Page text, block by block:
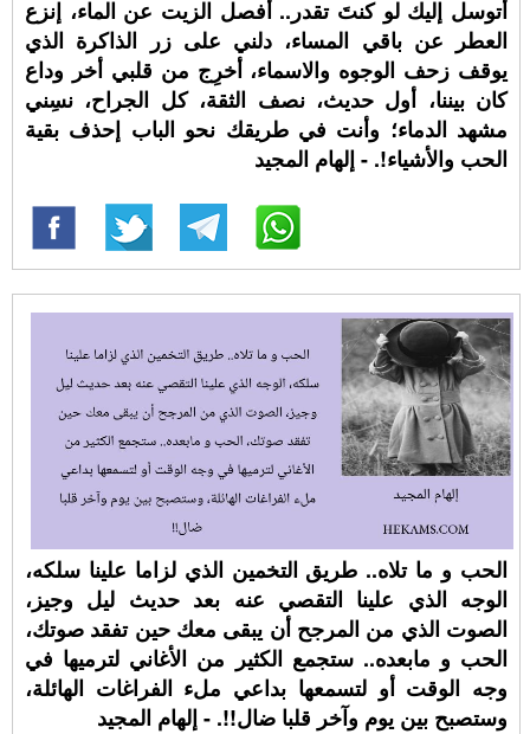
أتوسل إليك لو كنتَ تقدر.. أفصل الزيت عن الماء، إنزع
العطر عن باقي المساء، دلني على زر الذاكرة الذي
يوقف زحف الوجوه والاسماء، أخرِج من قلبي أخر وداع
كان بيننا، أول حديث، نصف الثقة، كل الجراح، نسِني
مشهد الدماء؛ وأنت في طريقك نحو الباب إحذف بقية
الحب والأشياء!. - إلهام المجيد
الحب و ما تلاه.. طريق التخمين الذي لزاما علينا سلكه،
الوجه الذي علينا التقصي عنه بعد حديث ليل وجيز،
الصوت الذي من المرجح أن يبقى معك حين تفقد صوتك،
الحب و مابعده.. ستجمع الكثير من الأغاني لترميها في
وجه الوقت أو لتسمعها بداعي ملء الفراغات الهائلة،
وستصبح بين يوم وآخر قلبا ضال!!. - إلهام المجيد